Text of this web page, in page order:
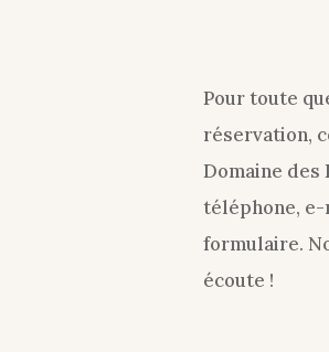
Pour toute
réservation,
Domaine des
téléphone, e-
formulaire.
écoute !